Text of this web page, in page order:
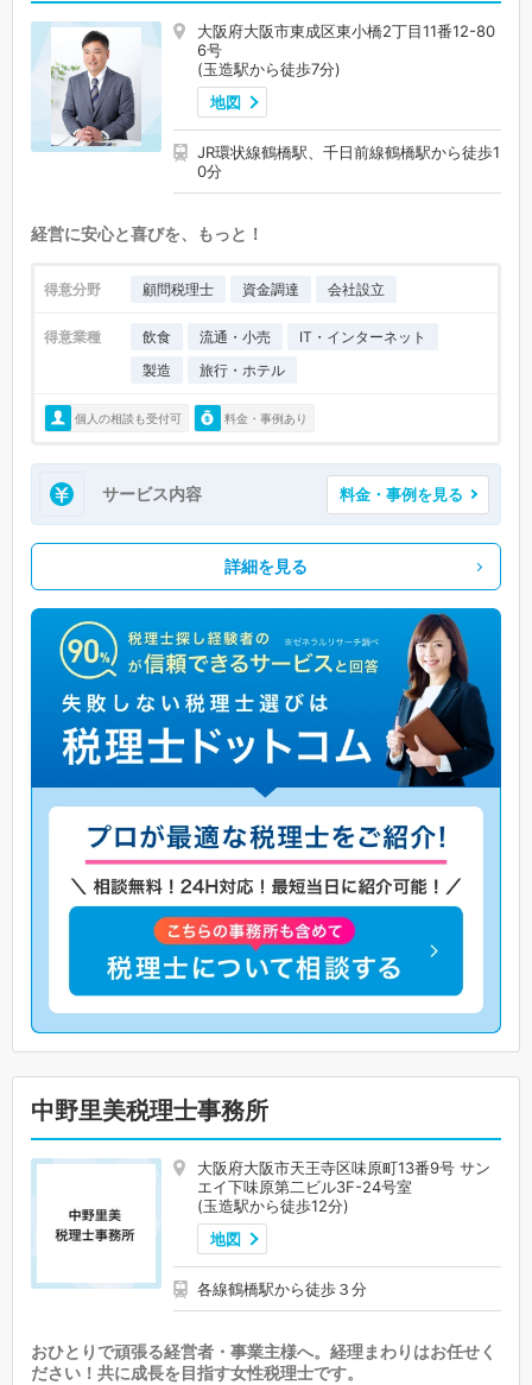
大阪府大阪市東成区東小橋2丁目11番12-80
6号
(玉造駅から徒歩7分)
地図
JR環状線鶴橋駅、千日前線鶴橋駅から徒歩1
0分
経営に安心と喜びを、もっと！
得意分野 顧問税理士 資金調達 会社設立
得意業種 飲食 流通・小売
IT・インターネット
製造
旅行・ホテル
個人の相談も受付可 料金・事例あり
サービス内容 料金・事例を見る
詳細を見る
中野里美税理士事務所
大阪府大阪市天王寺区味原町13番9号 サン
エイ下味原第二ビル3F-24号室
(玉造駅から徒歩12分)
地図
各線鶴橋駅から徒歩３分
おひとりで頑張る経営者・事業主様へ。経理まわりはお任せく
ださい！共に成長を目指す女性税理士です。